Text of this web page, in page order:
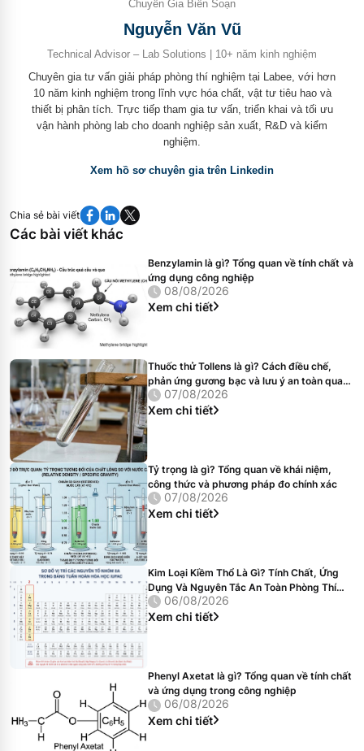
Chuyên Gia Biên Soạn
Nguyễn Văn Vũ
Technical Advisor – Lab Solutions | 10+ năm kinh nghiệm
Chuyên gia tư vấn giải pháp phòng thí nghiệm tại Labee, với hơn
10 năm kinh nghiệm trong lĩnh vực hóa chất, vật tư tiêu hao và
thiết bị phân tích. Trực tiếp tham gia tư vấn, triển khai và tối ưu
vận hành phòng lab cho doanh nghiệp sản xuất, R&D và kiểm
nghiệm.
Xem hồ sơ chuyên gia trên Linkedin
Chia sẻ bài viết
Các bài viết khác
Benzylamin là gì? Tổng quan về tính chất và
ứng dụng công nghiệp
08/08/2026
Xem chi tiết
Thuốc thử Tollens là gì? Cách điều chế,
phản ứng gương bạc và lưu ý an toàn quan
trọng07/08/2026
Xem chi tiết
Tỷ trọng là gì? Tổng quan về khái niệm,
công thức và phương pháp đo chính xác
07/08/2026
Xem chi tiết
Kim Loại Kiềm Thổ Là Gì? Tính Chất, Ứng
Dụng Và Nguyên Tắc An Toàn Phòng Thí
Nghiệm06/08/2026
Xem chi tiết
Phenyl Axetat là gì? Tổng quan về tính chất
và ứng dụng trong công nghiệp
06/08/2026
Xem chi tiết